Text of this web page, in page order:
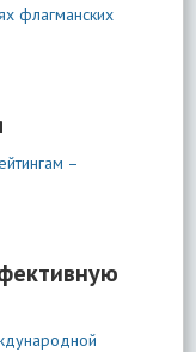
флагманских
–